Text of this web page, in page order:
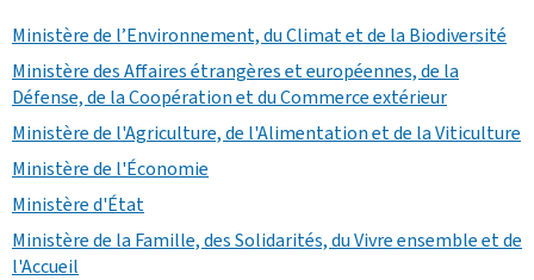
Ministère de l’Environnement, du Climat et de la Biodiversité
Ministère des Affaires étrangères et européennes, de la
Défense, de la Coopération et du Commerce extérieur
Ministère de l'Agriculture, de l'Alimentation et de la Viticulture
Ministère de l'Économie
Ministère d'État
Ministère de la Famille, des Solidarités, du Vivre ensemble et de
l'Accueil